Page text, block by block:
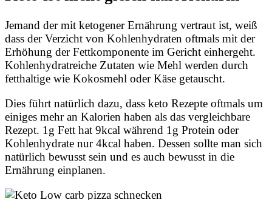
Jemand der mit ketogener Ernährung vertraut ist, weiß
dass der Verzicht von Kohlenhydraten oftmals mit der
Erhöhung der Fettkomponente im Gericht einhergeht.
Kohlenhydratreiche Zutaten wie Mehl werden durch
fetthaltige wie Kokosmehl oder Käse getauscht.
Dies führt natürlich dazu, dass keto Rezepte oftmals um
einiges mehr an Kalorien haben als das vergleichbare
Rezept. 1g Fett hat 9kcal während 1g Protein oder
Kohlenhydrate nur 4kcal haben. Dessen sollte man sich
natürlich bewusst sein und es auch bewusst in die
Ernährung einplanen.